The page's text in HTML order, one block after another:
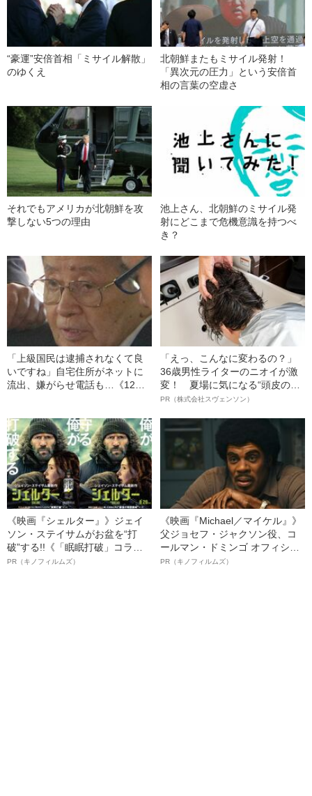
“豪運”安倍首相「ミサイル解散」
のゆくえ
北朝鮮またもミサイル発射！
「異次元の圧力」という安倍首
相の言葉の空虚さ
それでもアメリカが北朝鮮を攻
撃しない5つの理由
池上さん、北朝鮮のミサイル発
射にどこまで危機意識を持つべ
き？
「上級国民は逮捕されなくて良
いですね」自宅住所がネットに
流出、嫌がらせ電話も…《12人
への暴力」
「えっ、こんなに変わるの？」
36歳男性ライターのニオイが激
変！ 夏場に気になる“頭皮のニ
オイ”や“ベタつき”を解消す
ト”が生み出した徹底ケアとは
PR（株式会社スヴェンソン）
《映画『シェルター』》ジェイ
ソン・ステイサムがお盆を“打
破”する!!《「眠眠打破」コラ
ボ》
PR（キノフィルムズ）
《映画『Michael／マイケル』》
父ジョセフ・ジャクソン役、コ
ールマン・ドミンゴ オフィシャ
ルインタビュー“観客を魅了した
PR（キノフィルムズ）